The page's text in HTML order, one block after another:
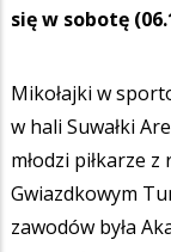
się w sobotę
Mikołajki w
w hali Suwałki
młodzi piłkarze
Gwiazdkowym
zawodów była